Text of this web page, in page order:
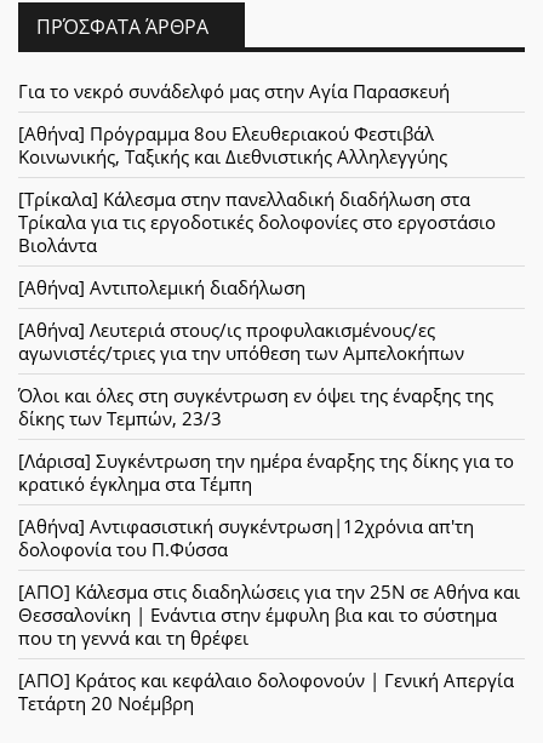
ΠΡΌΣΦΑΤΑ ΆΡΘΡΑ
Για το νεκρό συνάδελφό μας στην Αγία Παρασκευή
[Αθήνα] Πρόγραμμα 8ου Ελευθεριακού Φεστιβάλ
Κοινωνικής, Ταξικής και Διεθνιστικής Αλληλεγγύης
[Τρίκαλα] Κάλεσμα στην πανελλαδική διαδήλωση στα
Τρίκαλα για τις εργοδοτικές δολοφονίες στο εργοστάσιο
Βιολάντα
[Αθήνα] Αντιπολεμική διαδήλωση
[Αθήνα] Λευτεριά στους/ις προφυλακισμένους/ες
αγωνιστές/τριες για την υπόθεση των Αμπελοκήπων
Όλοι και όλες στη συγκέντρωση εν όψει της έναρξης της
δίκης των Τεμπών, 23/3
[Λάρισα] Συγκέντρωση την ημέρα έναρξης της δίκης για το
κρατικό έγκλημα στα Τέμπη
[Αθήνα] Αντιφασιστική συγκέντρωση|12χρόνια απ'τη
δολοφονία του Π.Φύσσα
[ΑΠΟ] Κάλεσμα στις διαδηλώσεις για την 25Ν σε Αθήνα και
Θεσσαλονίκη | Ενάντια στην έμφυλη βια και το σύστημα
που τη γεννά και τη θρέφει
[ΑΠΟ] Κράτος και κεφάλαιο δολοφονούν | Γενική Απεργία
Τετάρτη 20 Νοέμβρη